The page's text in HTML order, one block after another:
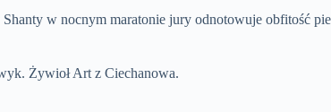
w nocnym maratonie jury odnotowuje obfitość
Żywioł Art z Ciechanowa.